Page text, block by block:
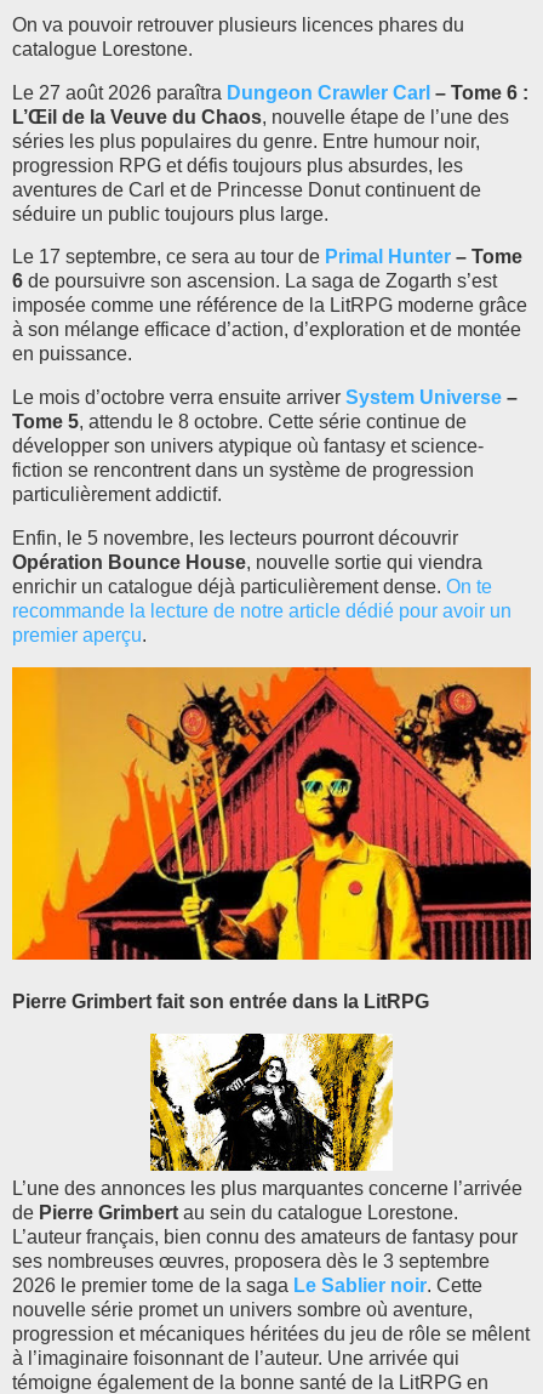
On va pouvoir retrouver plusieurs licences phares du
catalogue Lorestone.
Le 27 août 2026 paraîtra Dungeon Crawler Carl – Tome 6 :
L’Œil de la Veuve du Chaos, nouvelle étape de l’une des
séries les plus populaires du genre. Entre humour noir,
progression RPG et défis toujours plus absurdes, les
aventures de Carl et de Princesse Donut continuent de
séduire un public toujours plus large.
Le 17 septembre, ce sera au tour de Primal Hunter – Tome
6 de poursuivre son ascension. La saga de Zogarth s’est
imposée comme une référence de la LitRPG moderne grâce
à son mélange efficace d’action, d’exploration et de montée
en puissance.
Le mois d’octobre verra ensuite arriver System Universe –
Tome 5, attendu le 8 octobre. Cette série continue de
développer son univers atypique où fantasy et science-
fiction se rencontrent dans un système de progression
particulièrement addictif.
Enfin, le 5 novembre, les lecteurs pourront découvrir
Opération Bounce House, nouvelle sortie qui viendra
enrichir un catalogue déjà particulièrement dense. On te
recommande la lecture de notre article dédié pour avoir un
premier aperçu.
Pierre Grimbert fait son entrée dans la LitRPG
L’une des annonces les plus marquantes concerne l’arrivée
de Pierre Grimbert au sein du catalogue Lorestone.
L’auteur français, bien connu des amateurs de fantasy pour
ses nombreuses œuvres, proposera dès le 3 septembre
2026 le premier tome de la saga Le Sablier noir. Cette
nouvelle série promet un univers sombre où aventure,
progression et mécaniques héritées du jeu de rôle se mêlent
à l’imaginaire foisonnant de l’auteur. Une arrivée qui
témoigne également de la bonne santé de la LitRPG en